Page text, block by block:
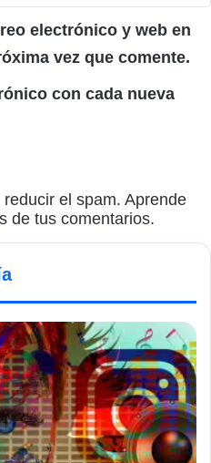
electrónico y web en
vez que comente.
con cada nueva
el spam. Aprende
de tus comentarios.